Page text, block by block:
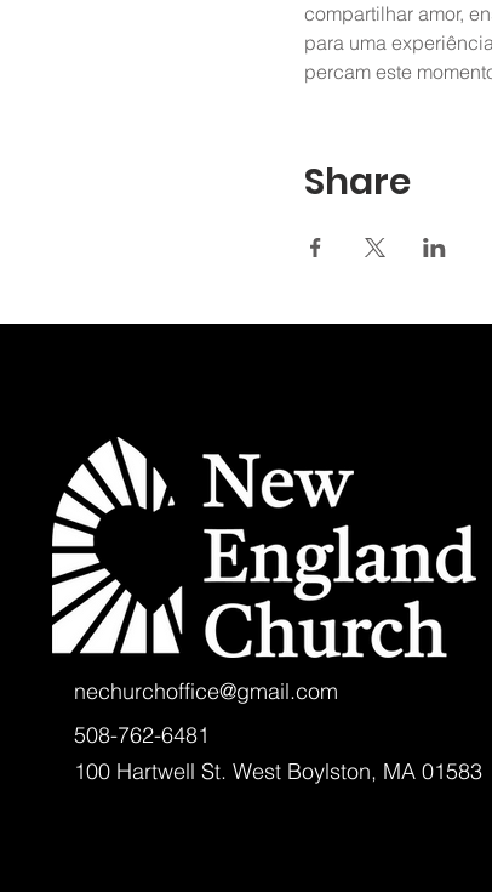
compartilhar amor,
para uma
percam este
Share
nechurchoffice@gmail.com
508-762-6481
100 Hartwell St. West Boylston, MA 01583